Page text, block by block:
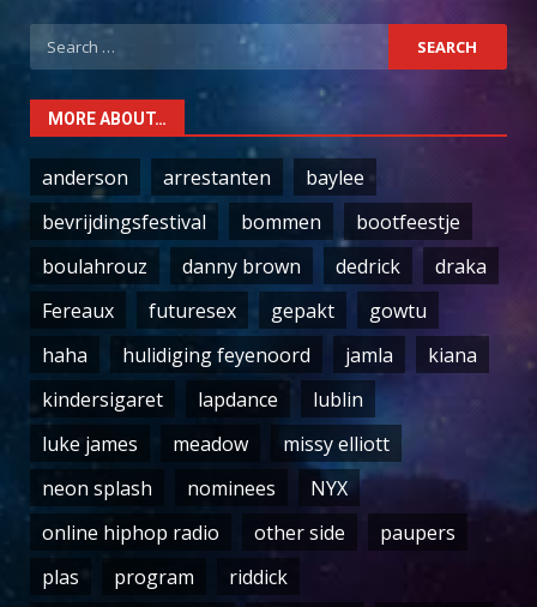
Search
for:
MORE ABOUT…
anderson arrestanten
baylee
bevrijdingsfestival
bommen
bootfeestje
boulahrouz
danny brown dedrick
draka
Fereaux
futuresex gepakt
gowtu
haha
hulidiging feyenoord jamla
kiana
kindersigaret
lapdance
lublin
luke james
meadow
missy elliott
neon splash
nominees
NYX
online hiphop radio
other side
paupers
plas
program riddick